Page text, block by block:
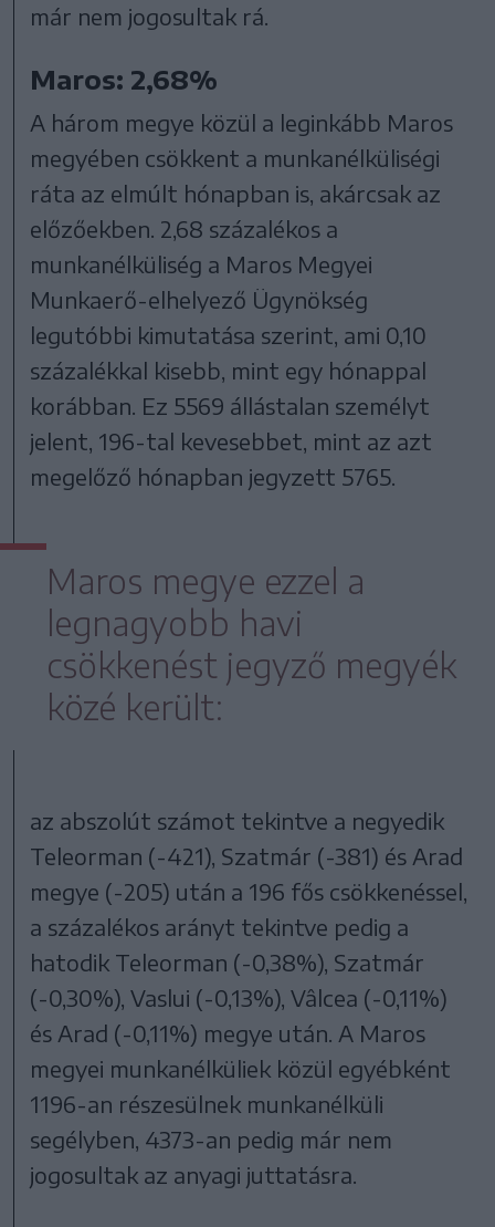
már nem jogosultak rá.
Maros: 2,68%
A három megye közül a leginkább Maros
megyében csökkent a munkanélküliségi
ráta az elmúlt hónapban is, akárcsak az
előzőekben. 2,68 százalékos a
munkanélküliség a Maros Megyei
Munkaerő-elhelyező Ügynökség
legutóbbi kimutatása szerint, ami 0,10
százalékkal kisebb, mint egy hónappal
korábban. Ez 5569 állástalan személyt
jelent, 196-tal kevesebbet, mint az azt
megelőző hónapban jegyzett 5765.
Maros megye ezzel a
legnagyobb havi
csökkenést jegyző megyék
közé került:
az abszolút számot tekintve a negyedik
Teleorman (-421), Szatmár (-381) és Arad
megye (-205) után a 196 fős csökkenéssel,
a százalékos arányt tekintve pedig a
hatodik Teleorman (-0,38%), Szatmár
(-0,30%), Vaslui (-0,13%), Vâlcea (-0,11%)
és Arad (-0,11%) megye után. A Maros
megyei munkanélküliek közül egyébként
1196-an részesülnek munkanélküli
segélyben, 4373-an pedig már nem
jogosultak az anyagi juttatásra.